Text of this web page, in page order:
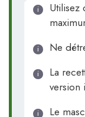
Utilisez
Ne
La
version
Le